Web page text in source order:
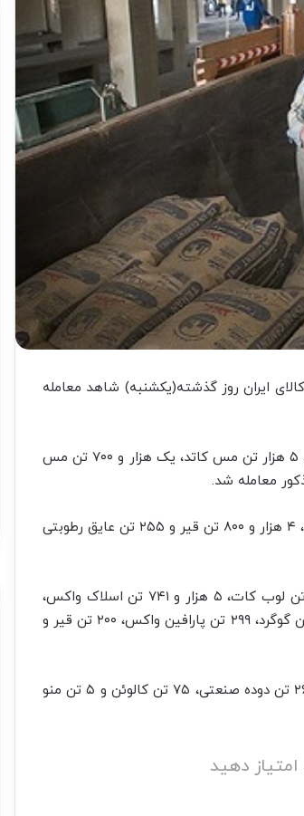
ایران روز گذشته(یکشنبه) شاهد معامله
بر این اساس ۱۶ هزار تن آهن اسفنجی، ۵ هزار و ۳۲۵ تن آلومینیوم، ۵ هزار تن مس کاتد، یک هزار و ۷۰۰ تن مس
تالار صادراتی بورس‌کالای ایران نیز میزبان دادوستد ۳۰ هزار تن گوگرد، ۴ هزار و ۸۰۰ تن قیر و ۲۵۵ تن عایق رطوبتی
همچنین دیروز در تالار فرآورده های نفتی و پتروشیمی نیز ۴۷ هزار تن لوب کات، ۵ هزار و ۷۴۱ تن اسلاک واکس،
۴ هزار و ۹۵ تن مواد شیمیایی، ۲ هزار و ۸۸۶ تن مواد پلیمری، ۶۳۰ تن گوگرد، ۲۹۹ تن پارافین واکس، ۲۰۰ تن قیر و
بازار فرعی بورس کالای ایران نیز معامله ۴۰۰ تن اکسید آلومینیوم، ۲۶۰ تن دوده صنعتی، ۷۵ تن کالوئن و ۵ تن منو
دهید